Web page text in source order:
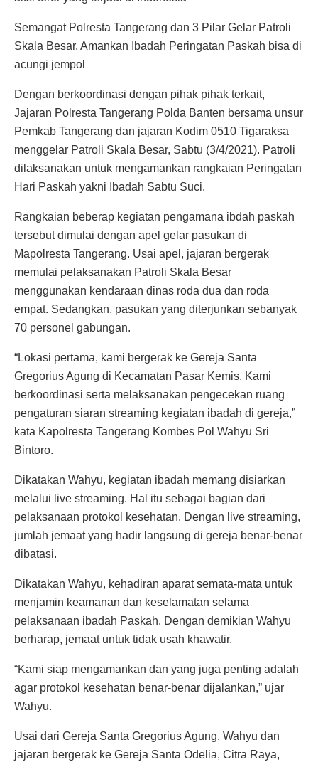
Semangat Polresta Tangerang dan 3 Pilar Gelar Patroli
Skala Besar, Amankan Ibadah Peringatan Paskah bisa di
acungi jempol
Dengan berkoordinasi dengan pihak pihak terkait,
Jajaran Polresta Tangerang Polda Banten bersama unsur
Pemkab Tangerang dan jajaran Kodim 0510 Tigaraksa
menggelar Patroli Skala Besar, Sabtu (3/4/2021). Patroli
dilaksanakan untuk mengamankan rangkaian Peringatan
Hari Paskah yakni Ibadah Sabtu Suci.
Rangkaian beberap kegiatan pengamana ibdah paskah
tersebut dimulai dengan apel gelar pasukan di
Mapolresta Tangerang. Usai apel, jajaran bergerak
memulai pelaksanakan Patroli Skala Besar
menggunakan kendaraan dinas roda dua dan roda
empat. Sedangkan, pasukan yang diterjunkan sebanyak
70 personel gabungan.
“Lokasi pertama, kami bergerak ke Gereja Santa
Gregorius Agung di Kecamatan Pasar Kemis. Kami
berkoordinasi serta melaksanakan pengecekan ruang
pengaturan siaran streaming kegiatan ibadah di gereja,”
kata Kapolresta Tangerang Kombes Pol Wahyu Sri
Bintoro.
Dikatakan Wahyu, kegiatan ibadah memang disiarkan
melalui live streaming. Hal itu sebagai bagian dari
pelaksanaan protokol kesehatan. Dengan live streaming,
jumlah jemaat yang hadir langsung di gereja benar-benar
dibatasi.
Dikatakan Wahyu, kehadiran aparat semata-mata untuk
menjamin keamanan dan keselamatan selama
pelaksanaan ibadah Paskah. Dengan demikian Wahyu
berharap, jemaat untuk tidak usah khawatir.
“Kami siap mengamankan dan yang juga penting adalah
agar protokol kesehatan benar-benar dijalankan,” ujar
Wahyu.
Usai dari Gereja Santa Gregorius Agung, Wahyu dan
jajaran bergerak ke Gereja Santa Odelia, Citra Raya,